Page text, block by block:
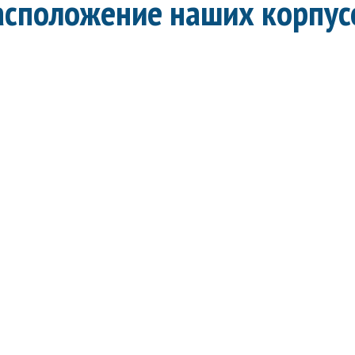
наших